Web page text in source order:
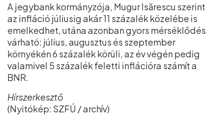
A jegybank kormányzója, Mugur Isărescu szerint
az infláció júliusig akár 11 százalék közelébe is
emelkedhet, utána azonban gyors mérséklődés
várható: július, augusztus és szeptember
környékén 6 százalék körüli, az év végén pedig
valamivel 5 százalék feletti inflációra számít a
BNR.
Hírszerkesztő
(Nyitókép: SZFÚ / archív)